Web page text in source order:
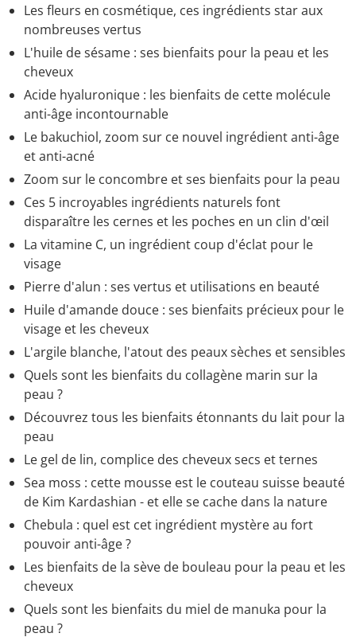
Les fleurs en cosmétique, ces ingrédients star aux
nombreuses vertus
L'huile de sésame : ses bienfaits pour la peau et les
cheveux
Acide hyaluronique : les bienfaits de cette molécule
anti-âge incontournable
Le bakuchiol, zoom sur ce nouvel ingrédient anti-âge
et anti-acné
Zoom sur le concombre et ses bienfaits pour la peau
Ces 5 incroyables ingrédients naturels font
disparaître les cernes et les poches en un clin d'œil
La vitamine C, un ingrédient coup d'éclat pour le
visage
Pierre d'alun : ses vertus et utilisations en beauté
Huile d'amande douce : ses bienfaits précieux pour le
visage et les cheveux
L'argile blanche, l'atout des peaux sèches et sensibles
Quels sont les bienfaits du collagène marin sur la
peau ?
Découvrez tous les bienfaits étonnants du lait pour la
peau
Le gel de lin, complice des cheveux secs et ternes
Sea moss : cette mousse est le couteau suisse beauté
de Kim Kardashian - et elle se cache dans la nature
Chebula : quel est cet ingrédient mystère au fort
pouvoir anti-âge ?
Les bienfaits de la sève de bouleau pour la peau et les
cheveux
Quels sont les bienfaits du miel de manuka pour la
peau ?